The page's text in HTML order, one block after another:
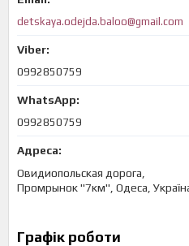
detskaya.odejda.baloo@gmail.com
0992850759
0992850759
Овидиопольская дорога,
Промрынок "7км", Одеса,
Графік роботи